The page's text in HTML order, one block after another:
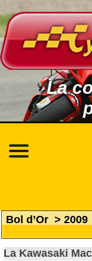
La
Bol d’Or > 2009
La Kawasaki